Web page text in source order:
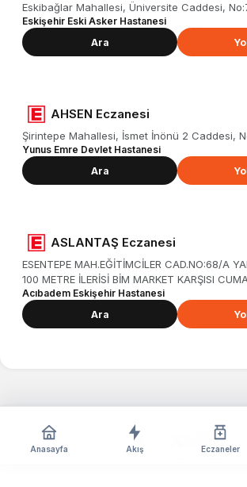
Eskibağlar Mahallesi, Üniversite Caddesi,
Eskişehir Eski Asker Hastanesi
Ara
AHSEN Eczanesi
Şirintepe Mahallesi, İsmet İnönü 2 Caddesi,
Yunus Emre Devlet Hastanesi
Ara
ASLANTAŞ Eczanesi
ESENTEPE MAH.EĞİTİMCİLER CAD.NO:68/A
100 METRE İLERİSİ BİM MARKET KARŞISI
Acıbadem Eskişehir Hastanesi
Ara
Anasayfa Akış Eczaneler